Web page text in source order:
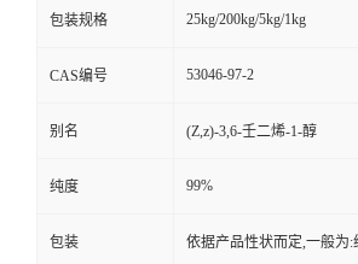
包装规格 25kg/200kg/5kg/1kg
CAS编号 53046-97-2
别名 (Z,z)-3,6-壬二烯-1-醇
纯度 99%
包装 依据产品性状而定,一般为: